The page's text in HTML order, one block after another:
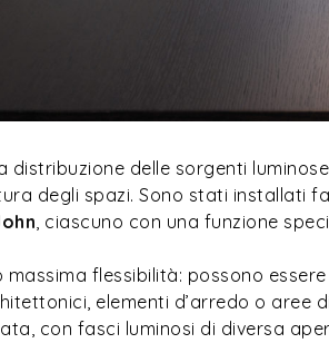
distribuzione delle sorgenti
degli spazi. Sono stati installati
, ciascuno con una funzione
massima flessibilità: possono
elementi d’arredo o aree
con fasci luminosi di diversa